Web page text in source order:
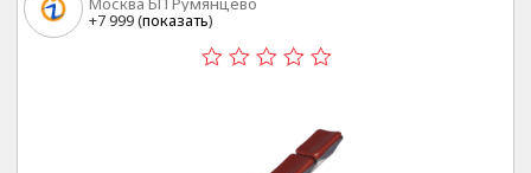
+7 999 (показать)